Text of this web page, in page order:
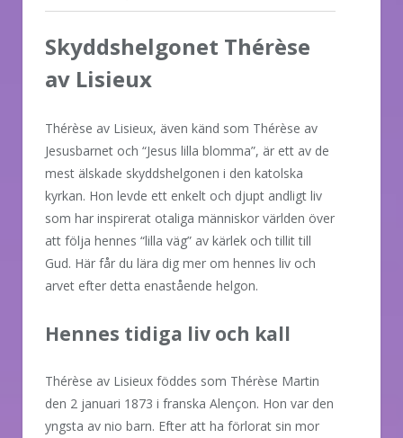
Skyddshelgonet Thérèse
av Lisieux
Thérèse av Lisieux, även känd som Thérèse av
Jesusbarnet och “Jesus lilla blomma”, är ett av de
mest älskade skyddshelgonen i den katolska
kyrkan. Hon levde ett enkelt och djupt andligt liv
som har inspirerat otaliga människor världen över
att följa hennes “lilla väg” av kärlek och tillit till
Gud. Här får du lära dig mer om hennes liv och
arvet efter detta enastående helgon.
Hennes tidiga liv och kall
Thérèse av Lisieux föddes som Thérèse Martin
den 2 januari 1873 i franska Alençon. Hon var den
yngsta av nio barn. Efter att ha förlorat sin mor